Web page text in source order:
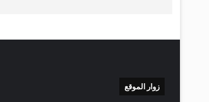
زوار الموقع